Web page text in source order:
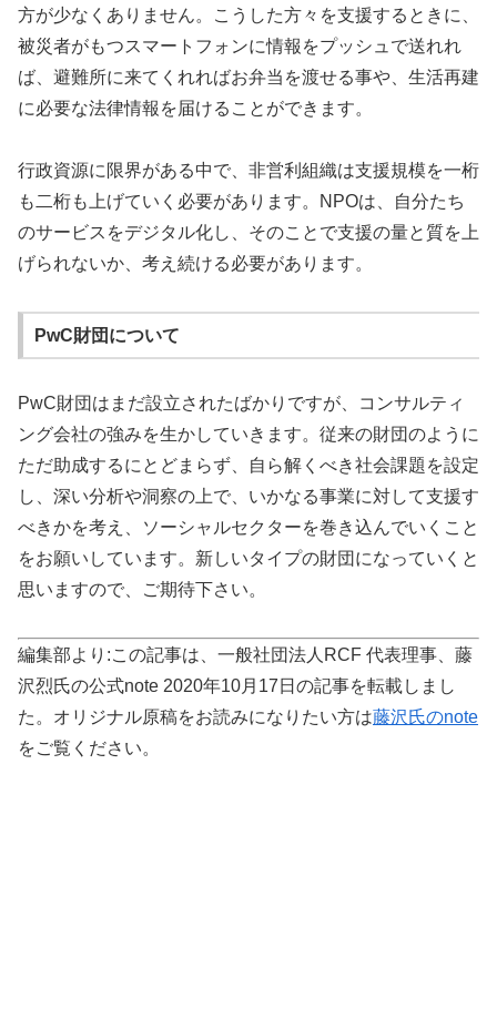
方が少なくありません。こうした方々を支援するときに、
被災者がもつスマートフォンに情報をプッシュで送れれ
ば、避難所に来てくれればお弁当を渡せる事や、生活再建
に必要な法律情報を届けることができます。
行政資源に限界がある中で、非営利組織は支援規模を一桁
も二桁も上げていく必要があります。NPOは、自分たち
のサービスをデジタル化し、そのことで支援の量と質を上
げられないか、考え続ける必要があります。
PwC財団について
PwC財団はまだ設立されたばかりですが、コンサルティ
ング会社の強みを生かしていきます。従来の財団のように
ただ助成するにとどまらず、自ら解くべき社会課題を設定
し、深い分析や洞察の上で、いかなる事業に対して支援す
べきかを考え、ソーシャルセクターを巻き込んでいくこと
をお願いしています。新しいタイプの財団になっていくと
思いますので、ご期待下さい。
編集部より:この記事は、一般社団法人RCF 代表理事、藤
沢烈氏の公式note 2020年10月17日の記事を転載しまし
た。オリジナル原稿をお読みになりたい方は藤沢氏のnote
をご覧ください。